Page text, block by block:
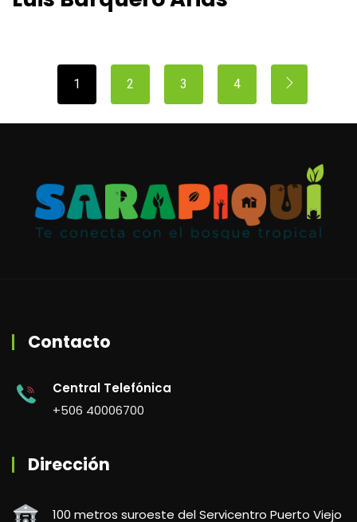
1 2 3 4
Contacto
Central Telefónica
+506 40006700
Dirección
100 metros suroeste del Servicentro Puerto Viejo